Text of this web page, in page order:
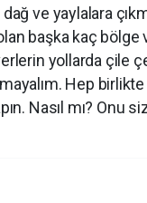
ve yaylalara
başka kaç bölge
yollarda çile
Hep birlikte
Nasıl mı? Onu